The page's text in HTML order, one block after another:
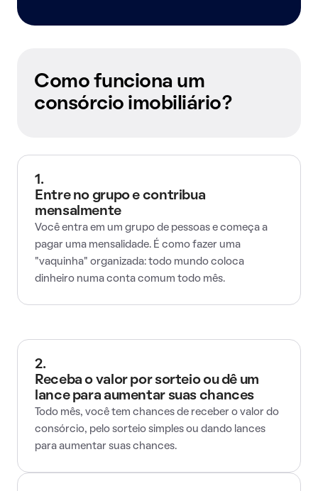
Como funciona um
consórcio imobiliário?
1.
Entre no grupo e contribua
mensalmente
Você entra em um grupo de pessoas e começa a
pagar uma mensalidade. É como fazer uma
"vaquinha" organizada: todo mundo coloca
dinheiro numa conta comum todo mês.
2.
Receba o valor por sorteio ou dê um
lance para aumentar suas chances
Todo mês, você tem chances de receber o valor do
consórcio, pelo sorteio simples ou dando lances
para aumentar suas chances.